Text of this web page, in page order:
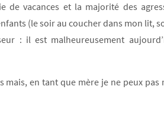
de vacances et la majorité des
(le soir au coucher dans mon lit,
: il est malheureusement
en tant que mère je ne peux pas